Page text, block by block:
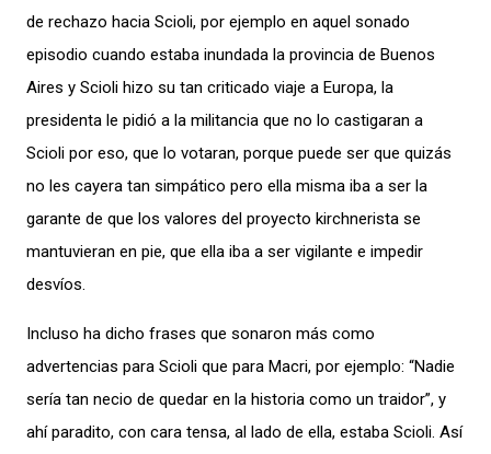
de rechazo hacia Scioli, por ejemplo en aquel sonado
episodio cuando estaba inundada la provincia de Buenos
Aires y Scioli hizo su tan criticado viaje a Europa, la
presidenta le pidió a la militancia que no lo castigaran a
Scioli por eso, que lo votaran, porque puede ser que quizás
no les cayera tan simpático pero ella misma iba a ser la
garante de que los valores del proyecto kirchnerista se
mantuvieran en pie, que ella iba a ser vigilante e impedir
desvíos.
Incluso ha dicho frases que sonaron más como
advertencias para Scioli que para Macri, por ejemplo: “Nadie
sería tan necio de quedar en la historia como un traidor”, y
ahí paradito, con cara tensa, al lado de ella, estaba Scioli. Así